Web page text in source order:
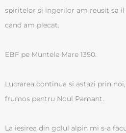
spiritelor si ingerilor am reusit sa il
cand am plecat.
EBF pe Muntele Mare 1350.
Lucrarea continua si astazi prin
frumos pentru Noul Pamant.
La iesirea din golul alpin mi s-a